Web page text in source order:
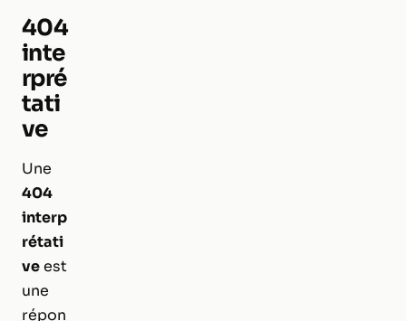
404
inte
rpré
tati
ve
Une
404
interp
rétati
veest
une
répon